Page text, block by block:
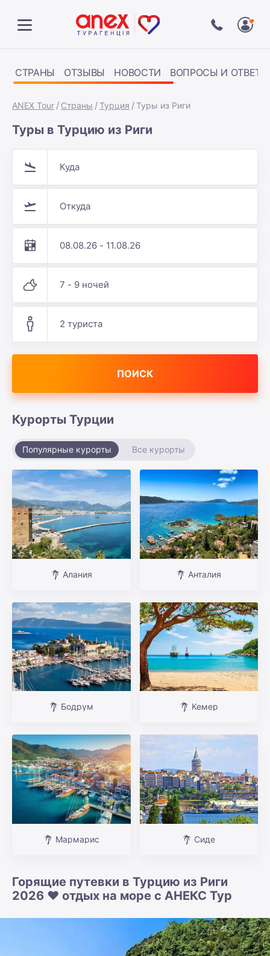
СТРАНЫ ОТЗЫВЫ НОВОСТИ ВОПРОСЫ И ОТВЕТЫ
ANEX Tour Страны Турция Туры из Риги
Туры в Турцию из Риги
Куда
Откуда
08.08.26 - 11.08.26
7 - 9 ночей
2 туриста
ПОИСК
Курорты Турции
Популярные курорты Все курорты
Алания Анталия
Бодрум Кемер
Мармарис Сиде
Горящие путевки в Турцию из Риги
2026 ❤️ отдых на море с АНЕКС Тур